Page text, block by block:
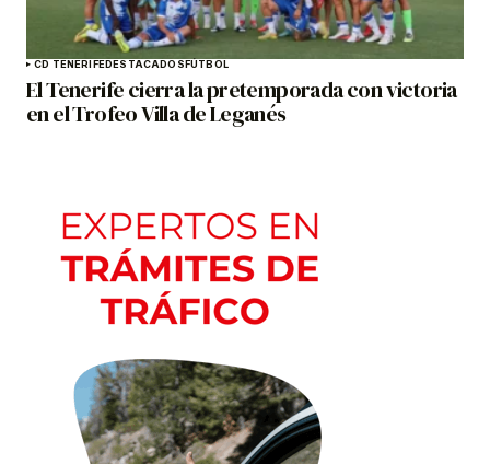
CD TENERIFEDESTACADOSFÚTBOL
El Tenerife cierra la pretemporada con victoria
en el Trofeo Villa de Leganés